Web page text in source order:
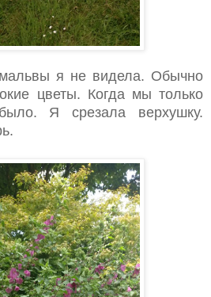
мальвы я не видела. Обычно
цветы. Когда мы только
Я срезала верхушку.